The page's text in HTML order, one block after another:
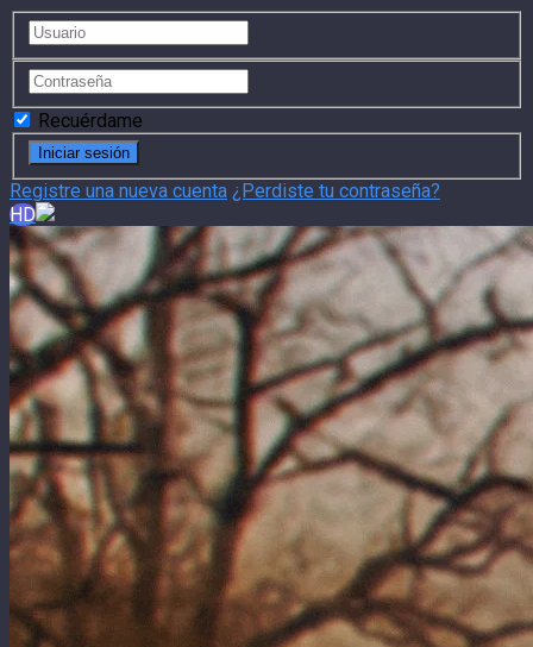
Recuérdame
Registre una nueva cuenta ¿Perdiste tu contraseña?
HD